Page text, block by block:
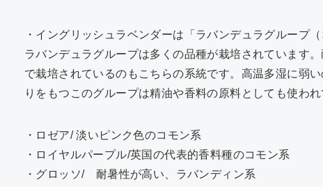
・イングリッシュラベンダーは「ラバンデュラグループ
ラバンデュラグループは多くの品種が栽培されています
で栽培されているのもこちらの系統です。高温多湿に弱
りをもつこのグループは精油や香料の原料としても使われ
・ロゼア/ 淡いピンク色のコモン系
・ロイヤルパープル/英国の代表的香料種のコモン系
・グロッソ/ 耐暑性が高い、ラバンディン系